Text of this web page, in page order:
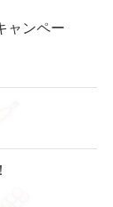
ャンペー